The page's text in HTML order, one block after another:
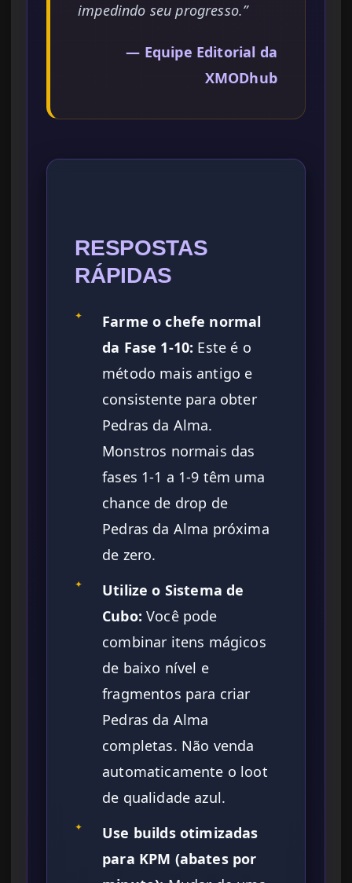
impedindo seu progresso.”
— Equipe Editorial da
XMODhub
RESPOSTAS
RÁPIDAS
✦
Farme o chefe normal
da Fase 1-10: Este é o
método mais antigo e
consistente para obter
Pedras da Alma.
Monstros normais das
fases 1-1 a 1-9 têm uma
chance de drop de
Pedras da Alma próxima
de zero.
✦
Utilize o Sistema de
Cubo: Você pode
combinar itens mágicos
de baixo nível e
fragmentos para criar
Pedras da Alma
completas. Não venda
automaticamente o loot
de qualidade azul.
✦
Use builds otimizadas
para KPM (abates por